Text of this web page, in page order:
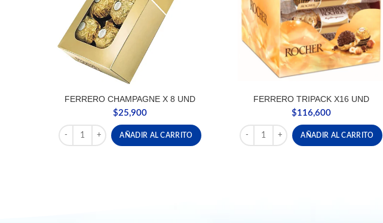
FERRERO CHAMPAGNE X 8 UND
$25,900
FERRERO CHAMPAGNE X 8 UND cantidad
AÑADIR AL CARRITO
FERRERO TRIPACK X16 UND
$116,600
FERRERO TRIPACK X16 UND cantidad
AÑADIR AL CARRITO